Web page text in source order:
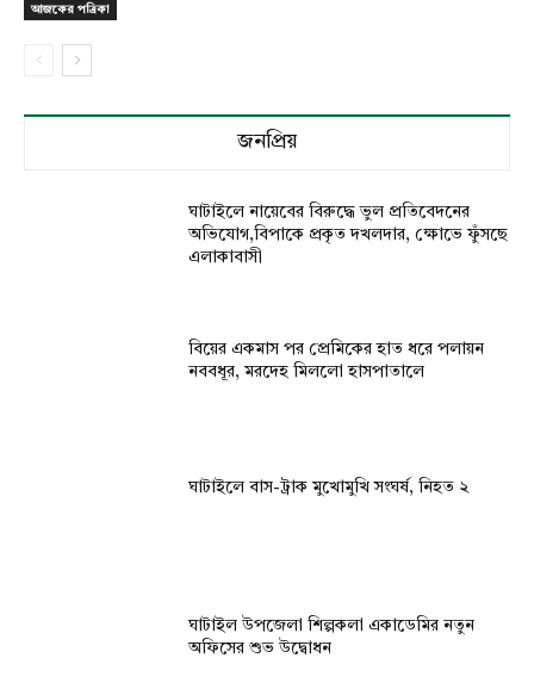
আজকের পত্রিকা
জনপ্রিয়
ঘাটাইলে নায়েবের বিরুদ্ধে ভুল প্রতিবেদনের
অভিযোগ,বিপাকে প্রকৃত দখলদার, ক্ষোভে ফুঁসছে
এলাকাবাসী
বিয়ের একমাস পর প্রেমিকের হাত ধরে পলায়ন
নববধূর, মরদেহ মিললো হাসপাতালে
ঘাটাইলে বাস-ট্রাক মুখোমুখি সংঘর্ষ, নিহত ২
ঘাটাইল উপজেলা শিল্পকলা একাডেমির নতুন
অফিসের শুভ উদ্বোধন